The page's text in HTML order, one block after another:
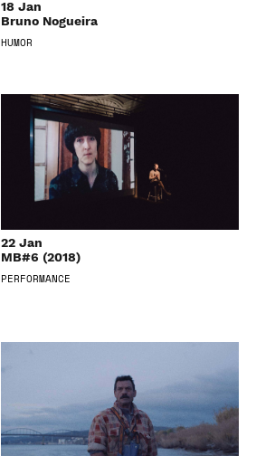
18 Jan
Bruno Nogueira
HUMOR
22 Jan
MB#6 (2018)
PERFORMANCE